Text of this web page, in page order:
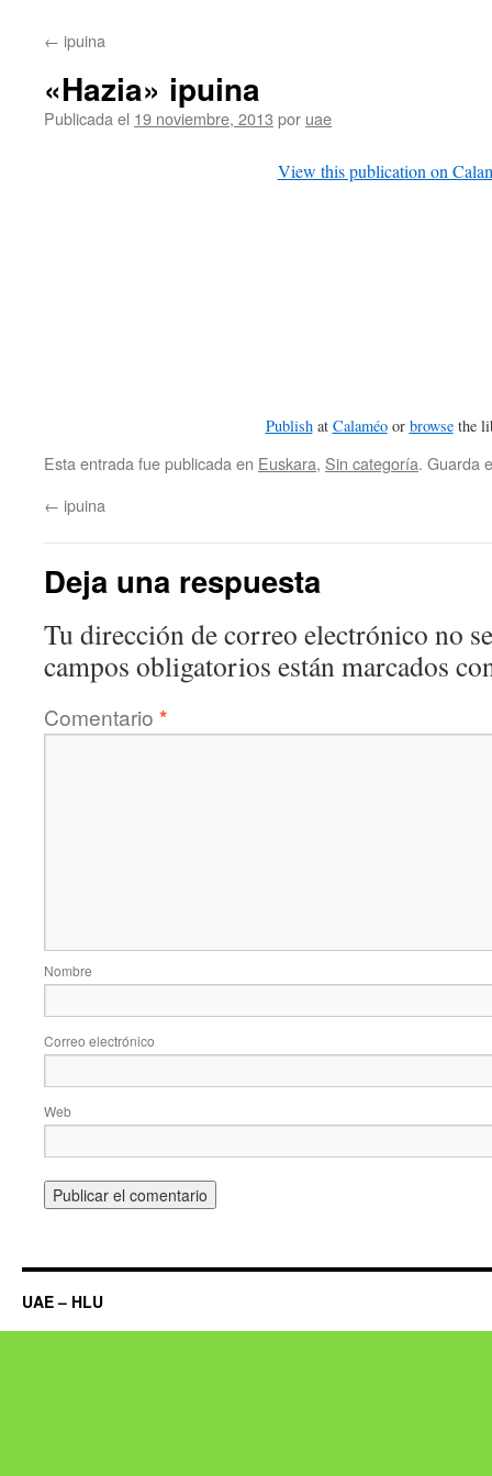
← ipuina
«Hazia» ipuina
Publicada el 19 noviembre, 2013 por uae
View this publication on
Publishat Calaméoor browsethe
Esta entrada fue publicada en Euskara, Sin categoría. Guarda
← ipuina
Deja una respuesta
Tu dirección de correo electrónico no
campos obligatorios están marcados
Comentario *
Nombre
Correo electrónico
Web
UAE – HLU